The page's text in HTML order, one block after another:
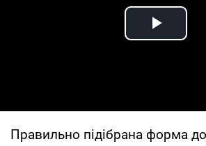
Play
Правильно підібрана форма